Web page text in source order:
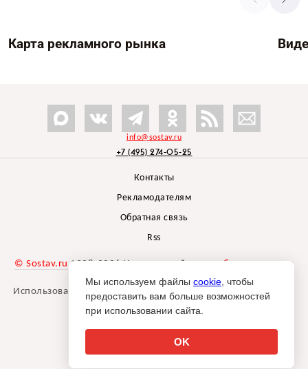
Карта рекламного рынка
info@sostav.ru
+7 (495) 274-05-25
Контакты
Рекламодателям
Обратная связь
Rss
© Sostav.ru 1998-2026 Независимый проектбрендингового
агентства Depot
Использование материалов Sostav.ru допустимо только при
указании источника.
Мы используем файлы cookie , чтобы
предоставить вам больше возможностей
при использовании сайта.
OK